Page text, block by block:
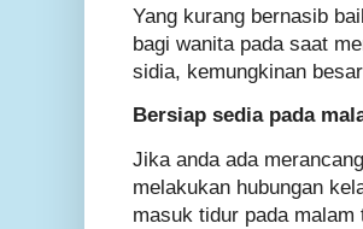
Yang kurang bernasib
bagi wanita pada saat
sidia, kemungkinan
Bersiap sedia pada
Jika anda ada
melakukan hubungan
masuk tidur pada malam